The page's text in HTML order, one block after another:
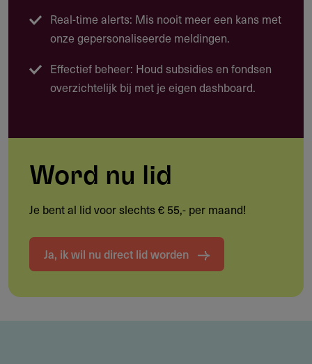
Het jeugdfonds verstrekt financiële bijdragen om
deelname aan dit soort activiteiten mogelijk te maken,
bijvoorbeeld:
Bekostiging van het lidmaatschap van een vereniging
Etc..
Voorwaarden
De aanvraag betreft jeugdigen tot 18 jaar
De aanvrager behoort tot de doelgroep
Real-time alerts: Mis nooit meer een kans met
onze gepersonaliseerde meldingen.
Effectief beheer: Houd subsidies en fondsen
overzichtelijk bij met je eigen dashboard.
Word nu lid
Je bent al lid voor slechts € 55,- per maand!
Ja, ik wil nu direct lid worden